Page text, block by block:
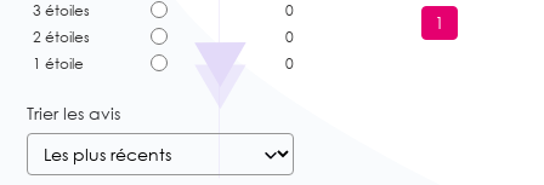
3 étoiles
0
2 étoiles
0
1 étoile 0
Trier les avis
1